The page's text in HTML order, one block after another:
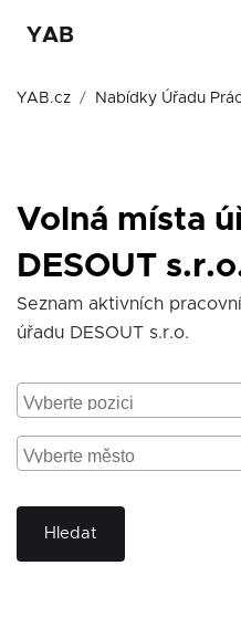
YAB
YAB.cz Nabídky Úřadu
Volná místa
DESOUT
Seznam aktivních
úřadu DESOUT s.r.o.
Hledat